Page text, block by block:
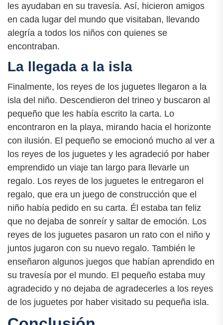
les ayudaban en su travesía. Así, hicieron amigos
en cada lugar del mundo que visitaban, llevando
alegría a todos los niños con quienes se
encontraban.
La llegada a la isla
Finalmente, los reyes de los juguetes llegaron a la
isla del niño. Descendieron del trineo y buscaron al
pequeño que les había escrito la carta. Lo
encontraron en la playa, mirando hacia el horizonte
con ilusión. El pequeño se emocionó mucho al ver a
los reyes de los juguetes y les agradeció por haber
emprendido un viaje tan largo para llevarle un
regalo. Los reyes de los juguetes le entregaron el
regalo, que era un juego de construcción que el
niño había pedido en su carta. Él estaba tan feliz
que no dejaba de sonreír y saltar de emoción. Los
reyes de los juguetes pasaron un rato con el niño y
juntos jugaron con su nuevo regalo. También le
enseñaron algunos juegos que habían aprendido en
su travesía por el mundo. El pequeño estaba muy
agradecido y no dejaba de agradecerles a los reyes
de los juguetes por haber visitado su pequeña isla.